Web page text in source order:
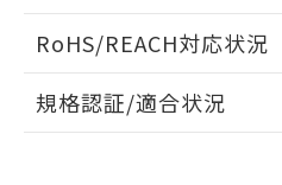
ドすることができます。
ログイン/
RoHS/REACH対応状況
EU RoHS 注意事項・凡例
規格認証/適合状況
既に当社にて対応品へ
していることから、特
り、2022年1月12日よ
す。